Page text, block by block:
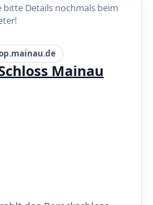
bitte Details nochmals beim
Mainau